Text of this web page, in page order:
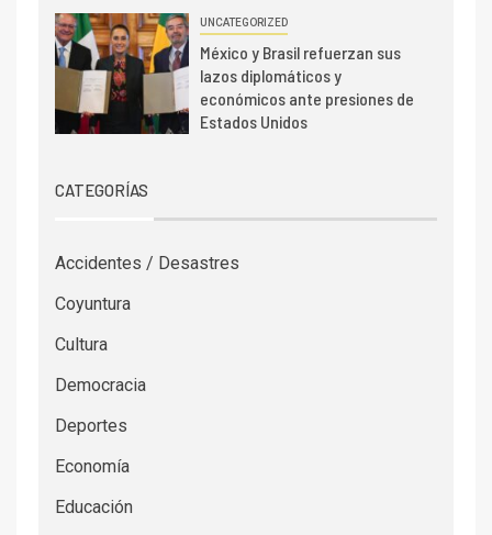
UNCATEGORIZED
México y Brasil refuerzan sus
lazos diplomáticos y
económicos ante presiones de
Estados Unidos
CATEGORÍAS
Accidentes / Desastres
Coyuntura
Cultura
Democracia
Deportes
Economía
Educación